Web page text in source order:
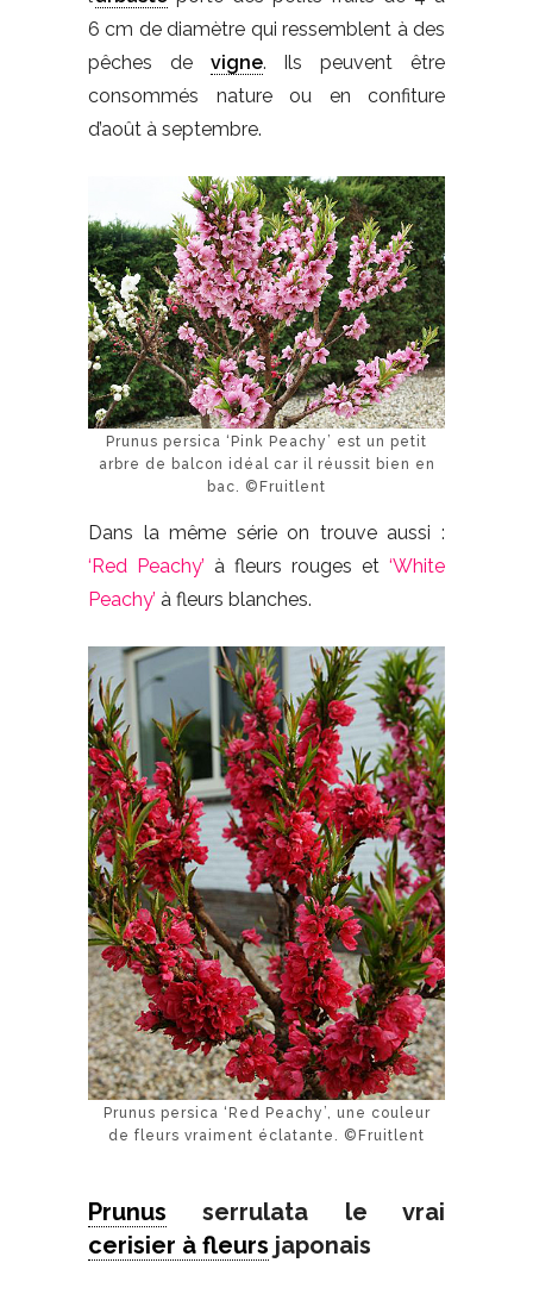
6 cm de diamètre qui ressemblent à des
pêches de vigne. Ils peuvent être
consommés nature ou en confiture
d’août à septembre.
Prunus persica ‘Pink Peachy’ est un petit
arbre de balcon idéal car il réussit bien en
bac. ©Fruitlent
Dans la même série on trouve aussi :
‘Red Peachy’ à fleurs rouges et ‘White
Peachy’ à fleurs blanches.
Prunus persica ‘Red Peachy’, une couleur
de fleurs vraiment éclatante. ©Fruitlent
Prunus serrulata le vrai
cerisier à fleurs japonais